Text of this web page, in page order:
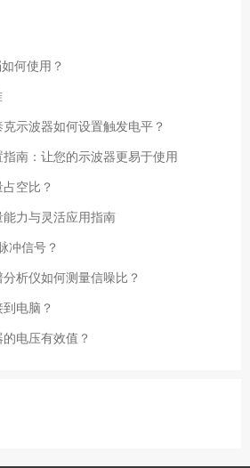
何使用？
示波器如何设置触发电平？
南：让您的示波器更易于使用
空比？
力与灵活应用指南
冲信号？
析仪如何测量信噪比？
电脑？
电压有效值？